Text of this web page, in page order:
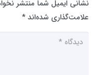
نشانی ایمیل شما منتشر
علامت‌گذاری شده‌اند *